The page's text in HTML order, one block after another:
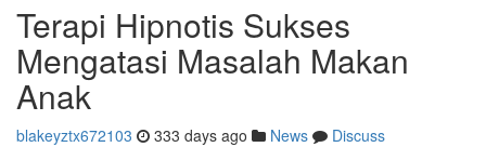
Terapi Hipnotis Sukses
Mengatasi Masalah Makan
Anak
blakeyztx672103 333 days ago News
Discuss